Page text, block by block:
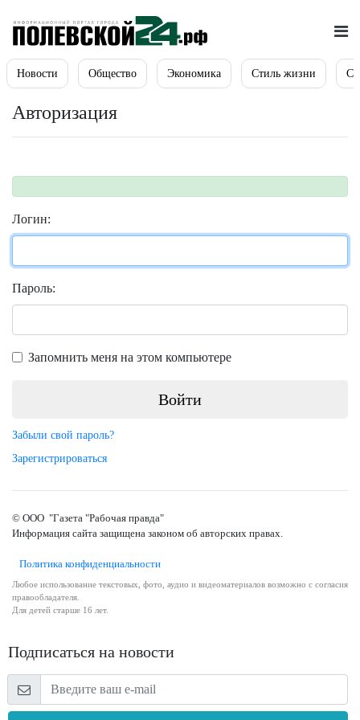
Новости Общество Экономика Стиль жизни
Авторизация
Логин:
Пароль:
Запомнить меня на этом компьютере
Забыли свой пароль?
Зарегистрироваться
© ООО "Газета "Рабочая правда"
Информация сайта защищена законом об авторских правах.
Политика конфиденциальности
Любое использование текстовых, фото, аудио и видеоматериалов возможно с согласия
правообладателя.
Для детей старше 16 лет.
Подписаться на новости